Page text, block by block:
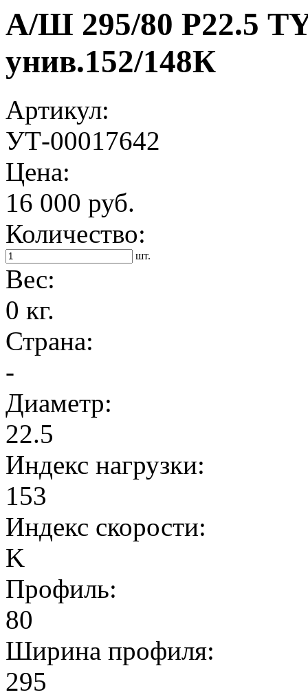
А/Ш 295/80 Р22.5
унив.152/148К
Артикул:
УТ-00017642
Цена:
16 000 руб.
Количество:
шт.
Вес:
0 кг.
Страна:
-
Диаметр:
22.5
Индекс нагрузки:
153
Индекс скорости:
K
Профиль:
80
Ширина профиля:
295